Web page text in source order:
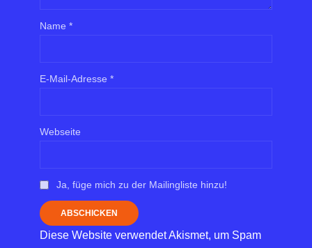
Name *
E-Mail-Adresse *
Webseite
Ja, füge mich zu der Mailingliste hinzu!
Diese Website verwendet Akismet, um Spam